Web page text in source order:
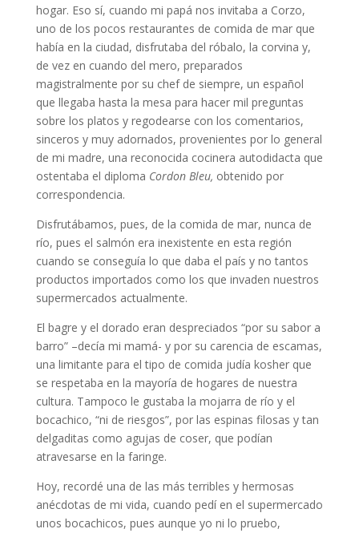
hogar. Eso sí, cuando mi papá nos invitaba a Corzo,
uno de los pocos restaurantes de comida de mar que
había en la ciudad, disfrutaba del róbalo, la corvina y,
de vez en cuando del mero, preparados
magistralmente por su chef de siempre, un español
que llegaba hasta la mesa para hacer mil preguntas
sobre los platos y regodearse con los comentarios,
sinceros y muy adornados, provenientes por lo general
de mi madre, una reconocida cocinera autodidacta que
ostentaba el diploma Cordon Bleu, obtenido por
correspondencia.
Disfrutábamos, pues, de la comida de mar, nunca de
río, pues el salmón era inexistente en esta región
cuando se conseguía lo que daba el país y no tantos
productos importados como los que invaden nuestros
supermercados actualmente.
El bagre y el dorado eran despreciados “por su sabor a
barro” –decía mi mamá- y por su carencia de escamas,
una limitante para el tipo de comida judía kosher que
se respetaba en la mayoría de hogares de nuestra
cultura. Tampoco le gustaba la mojarra de río y el
bocachico, “ni de riesgos”, por las espinas filosas y tan
delgaditas como agujas de coser, que podían
atravesarse en la faringe.
Hoy, recordé una de las más terribles y hermosas
anécdotas de mi vida, cuando pedí en el supermercado
unos bocachicos, pues aunque yo ni lo pruebo,